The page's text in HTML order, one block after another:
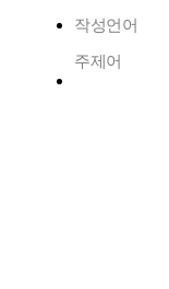
작성언어
주제어